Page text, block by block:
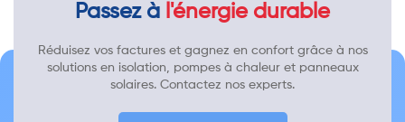
Passez à l'énergie durable
Réduisez vos factures et gagnez en confort grâce à nos
solutions en isolation, pompes à chaleur et panneaux
solaires. Contactez nos experts.